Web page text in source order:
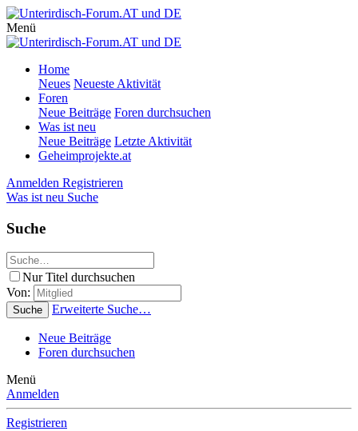
Menü
Home
Neues Neueste Aktivität
Foren
Neue Beiträge Foren durchsuchen
Was ist neu
Neue Beiträge Letzte Aktivität
Geheimprojekte.at
Anmelden Registrieren
Was ist neu Suche
Suche
Nur Titel durchsuchen
Von:
Suche Erweiterte Suche…
Neue Beiträge
Foren durchsuchen
Menü
Anmelden
Registrieren